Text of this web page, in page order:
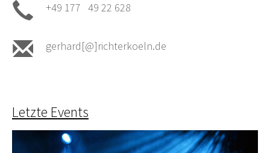
+49 177 49 22 628
gerhard[@]richterkoeln.de
Letzte Events